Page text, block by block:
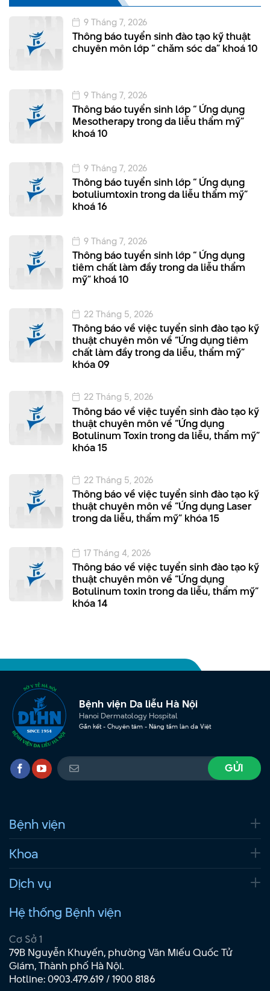
Thông báo tuyển sinh đào tạo kỹ thuật
chuyên môn lớp “ chăm sóc da” khoá 10
9 Tháng 7, 2026
Thông báo tuyển sinh lớp “ Ứng dụng
Mesotherapy trong da liễu thẩm mỹ”
khoá 10
9 Tháng 7, 2026
Thông báo tuyển sinh lớp “ Ứng dụng
botuliumtoxin trong da liễu thẩm mỹ”
khoá 16
9 Tháng 7, 2026
Thông báo tuyển sinh lớp “ Ứng dụng
tiêm chất làm đầy trong da liễu thẩm
mỹ” khoá 10
9 Tháng 7, 2026
Thông báo về việc tuyển sinh đào tạo kỹ
thuật chuyên môn về “Ứng dụng tiêm
chất làm đầy trong da liễu, thẩm mỹ”
khóa 09
22 Tháng 5, 2026
Thông báo về việc tuyển sinh đào tạo kỹ
thuật chuyên môn về “Ứng dụng
Botulinum Toxin trong da liễu, thẩm mỹ”
khóa 15
22 Tháng 5, 2026
Thông báo về việc tuyển sinh đào tạo kỹ
thuật chuyên môn về “Ứng dụng Laser
trong da liễu, thẩm mỹ” khóa 15
22 Tháng 5, 2026
Thông báo về việc tuyển sinh đào tạo kỹ
thuật chuyên môn về “Ứng dụng
Botulinum toxin trong da liễu, thẩm mỹ”
khóa 14
17 Tháng 4, 2026
Bệnh viện Da liễu Hà Nội
Hanoi Dermatology Hospital
Gắn kết - Chuyên tâm - Nâng tầm làn da Việt
Bệnh viện
Khoa
Dịch vụ
Hệ thống Bệnh viện
Cơ Sở 1
79B Nguyễn Khuyến, phường Văn Miếu Quốc Tử
Giám, Thành phố Hà Nội.
Hotline:0903.479.619/1900 8186